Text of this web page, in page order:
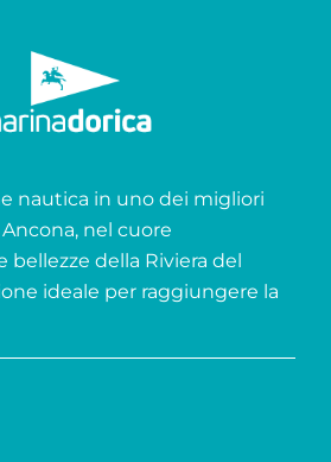
nautica in uno dei migliori
Ancona, nel cuore
bellezze della Riviera del
ideale per raggiungere la